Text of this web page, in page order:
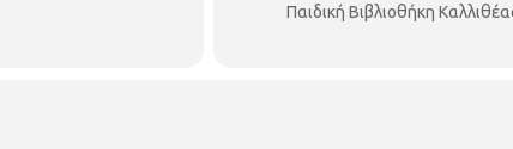
Παιδική Βιβλιοθήκη